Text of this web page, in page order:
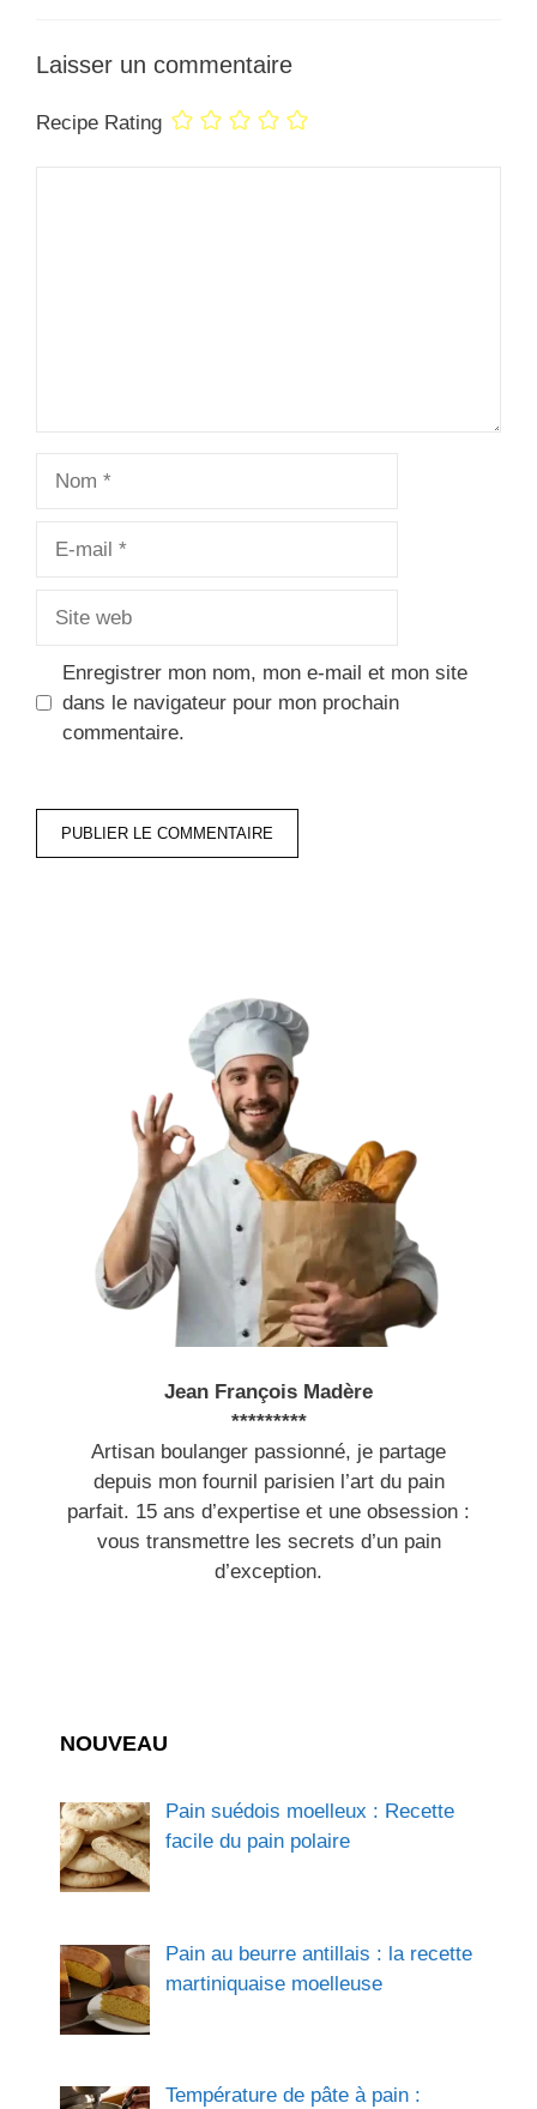
Laisser un commentaire
Recipe Rating
Enregistrer mon nom, mon e-mail et mon site
dans le navigateur pour mon prochain
commentaire.
Jean François Madère
*********
Artisan boulanger passionné, je partage
depuis mon fournil parisien l’art du pain
parfait. 15 ans d’expertise et une obsession :
vous transmettre les secrets d’un pain
d’exception.
NOUVEAU
Pain suédois moelleux : Recette
facile du pain polaire
Pain au beurre antillais : la recette
martiniquaise moelleuse
Température de pâte à pain :